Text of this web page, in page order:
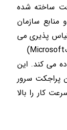
ساخته شده
سازمان
پذیری می
(Microsoft
می کند. این
پراجکت سرور
کار را بالا